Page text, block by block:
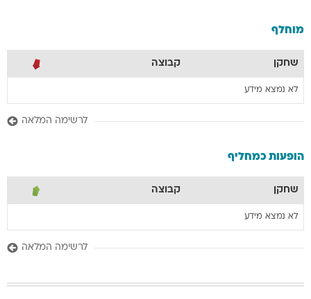
מוחלף
שחקן קבוצה
לא נמצא מידע
לרשימה המלאה
הופעות כמחליף
שחקן קבוצה
לא נמצא מידע
לרשימה המלאה